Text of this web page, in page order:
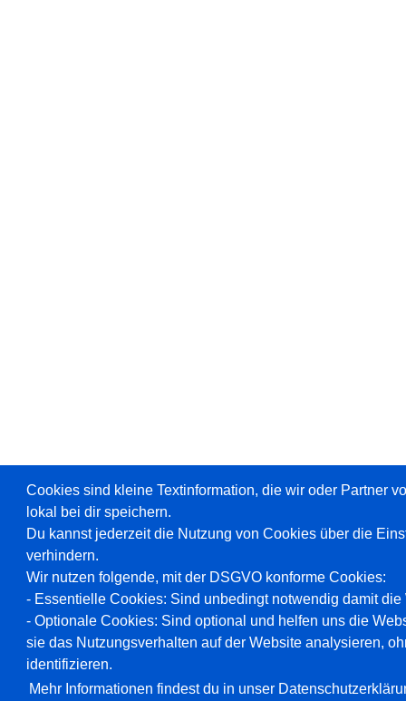
Cookies sind kleine Textinformation, die wir oder Partner
lokal bei dir speichern.
Du kannst jederzeit die Nutzung von Cookies über die
verhindern.
Wir nutzen folgende, mit der DSGVO konforme Cookies:
- Essentielle Cookies: Sind unbedingt notwendig damit
- Optionale Cookies: Sind optional und helfen uns die
sie das Nutzungsverhalten auf der Website analysieren,
identifizieren.
Mehr Informationen findest du in unser